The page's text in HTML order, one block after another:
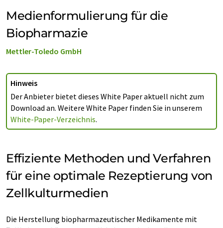
Medienformulierung für die
Biopharmazie
Mettler-Toledo GmbH
Hinweis
Der Anbieter bietet dieses White Paper aktuell nicht zum
Download an. Weitere White Paper finden Sie in unserem
White-Paper-Verzeichnis.
Effiziente Methoden und Verfahren
für eine optimale Rezeptierung von
Zellkulturmedien
Die Herstellung biopharmazeutischer Medikamente mit